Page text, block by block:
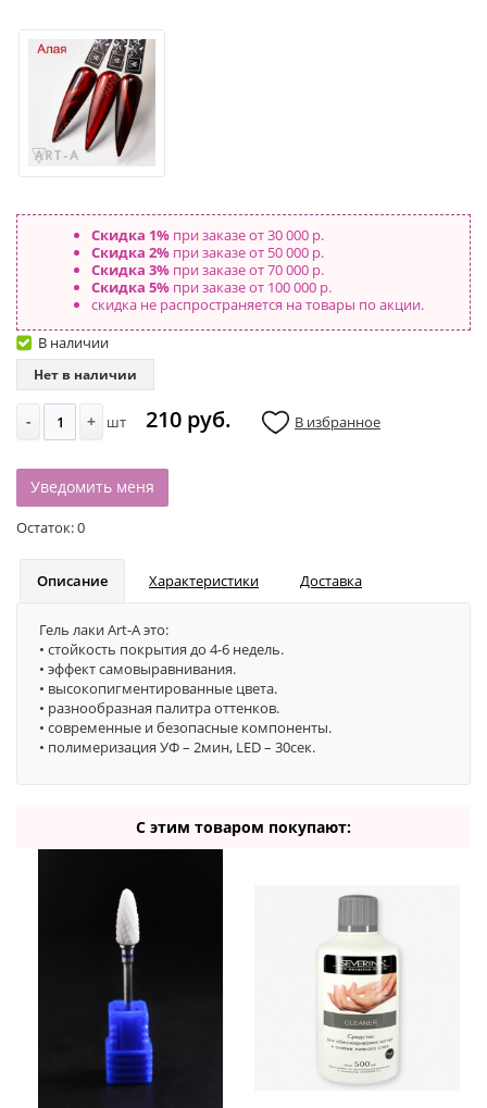
Скидка 1%при заказе от 30 000 р.
Скидка 2%при заказе от 50 000 р.
Скидка 3%при заказе от 70 000 р.
Скидка 5%при заказе от 100 000 р.
скидка не распространяется на товары по акции.
В наличии
Нет в наличии
- + шт 210 руб. В избранное
Уведомить меня
Остаток:0
Описание Характеристики Доставка
Гель лаки Art-A это:
• стойкость покрытия до 4-6 недель.
• эффект самовыравнивания.
• высокопигментированные цвета.
• разнообразная палитра оттенков.
• современные и безопасные компоненты.
• полимеризация УФ – 2мин, LED – 30сек.
С этим товаром покупают: